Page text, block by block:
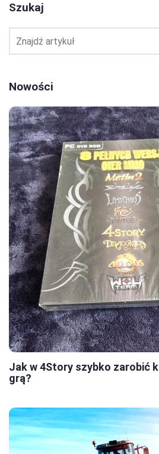
Szukaj
Nowości
Jak w 4Story szybko zarobić
grą?